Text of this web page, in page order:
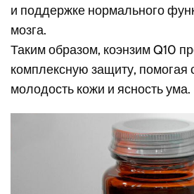
и поддержке нормального
мозга.
Таким образом, коэнзим Q10
комплексную защиту, помогая
молодость кожи и ясность ума.